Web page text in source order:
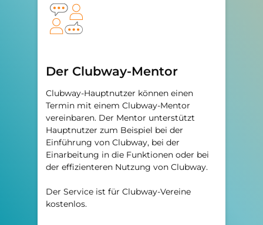
Der Clubway-Mentor
Clubway-Hauptnutzer können einen
Termin mit einem Clubway-Mentor
vereinbaren. Der Mentor unterstützt
Hauptnutzer zum Beispiel bei der
Einführung von Clubway, bei der
Einarbeitung in die Funktionen oder bei
der effizienteren Nutzung von Clubway.
Der Service ist für Clubway-Vereine
kostenlos.